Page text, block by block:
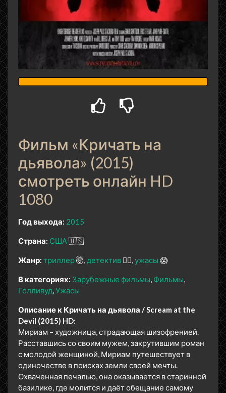
Фильм «Кричать на
дьявола» (2015)
смотреть онлайн HD
1080
Год выхода: 2015
Страна: США🇺🇸
Жанр: триллер🤯 детектив 🕵️‍♂️ ужасы 😱
В категориях: Зарубежные фильмы Фильмы
Голливуд Ужасы
Описание к Кричать на дьявола / Scream at the
Devil (2015) HD:
Мириам – художница, страдающая шизофренией.
Расставшись со своим мужем, закрутившим роман
с молодой женщиной, Мириам путешествует в
одиночестве в поисках земли своей мечты.
Охваченная печалью, она оказывается в старинной
базилике, где молится и даёт обещание самому